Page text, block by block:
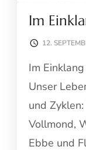
Im
12.
Im
Unser
und
Vollmond,
Ebbe und